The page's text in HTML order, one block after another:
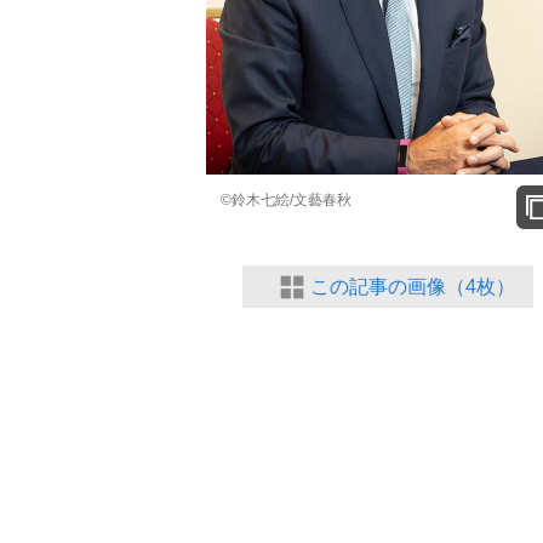
「90%は失敗する。でも…」本田圭佑が初
©鈴木七絵/文藝春秋
この記事の画像（4枚）